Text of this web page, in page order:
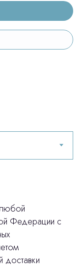
Федерации с
доставки